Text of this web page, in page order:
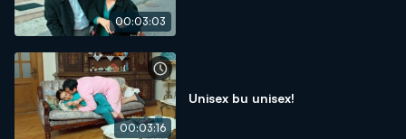
00:03:03
00:03:16
Unisex bu unisex!